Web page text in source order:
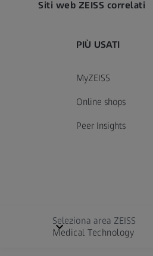
Siti web ZEISS correlati
PIÙ USATI
MyZEISS
Online shops
Peer Insights
Seleziona area ZEISS
Medical Technology